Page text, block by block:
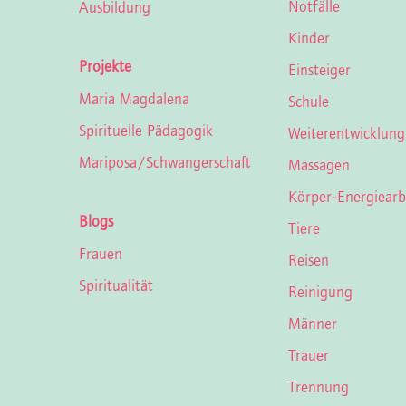
Ausbildung
Projekte
Maria Magdalena
Spirituelle Pädagogik
Mariposa/Schwan­ger­schaft
Blogs
Frauen
Spiritualität
Notfälle
Kinder
Einsteiger
Schule
Weiterentwicklung
Massagen
Körper-
Tiere
Reisen
Reinigung
Männer
Trauer
Trennung